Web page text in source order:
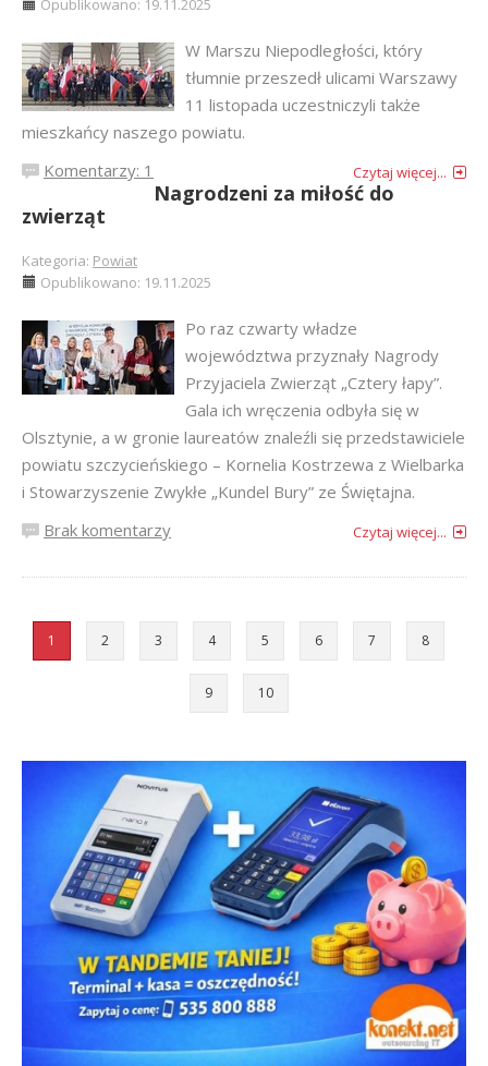
Opublikowano: 19.11.2025
W Marszu Niepodległości, który
tłumnie przeszedł ulicami Warszawy
11 listopada uczestniczyli także
mieszkańcy naszego powiatu.
Komentarzy: 1
Czytaj więcej...
Nagrodzeni za miłość do
zwierząt
Kategoria: Powiat
Opublikowano: 19.11.2025
Po raz czwarty władze
województwa przyznały Nagrody
Przyjaciela Zwierząt „Cztery łapy”.
Gala ich wręczenia odbyła się w
Olsztynie, a w gronie laureatów znaleźli się przedstawiciele
powiatu szczycieńskiego – Kornelia Kostrzewa z Wielbarka
i Stowarzyszenie Zwykłe „Kundel Bury” ze Świętajna.
Brak komentarzy
Czytaj więcej...
1 2 3 4 5 6 7 8
9 10